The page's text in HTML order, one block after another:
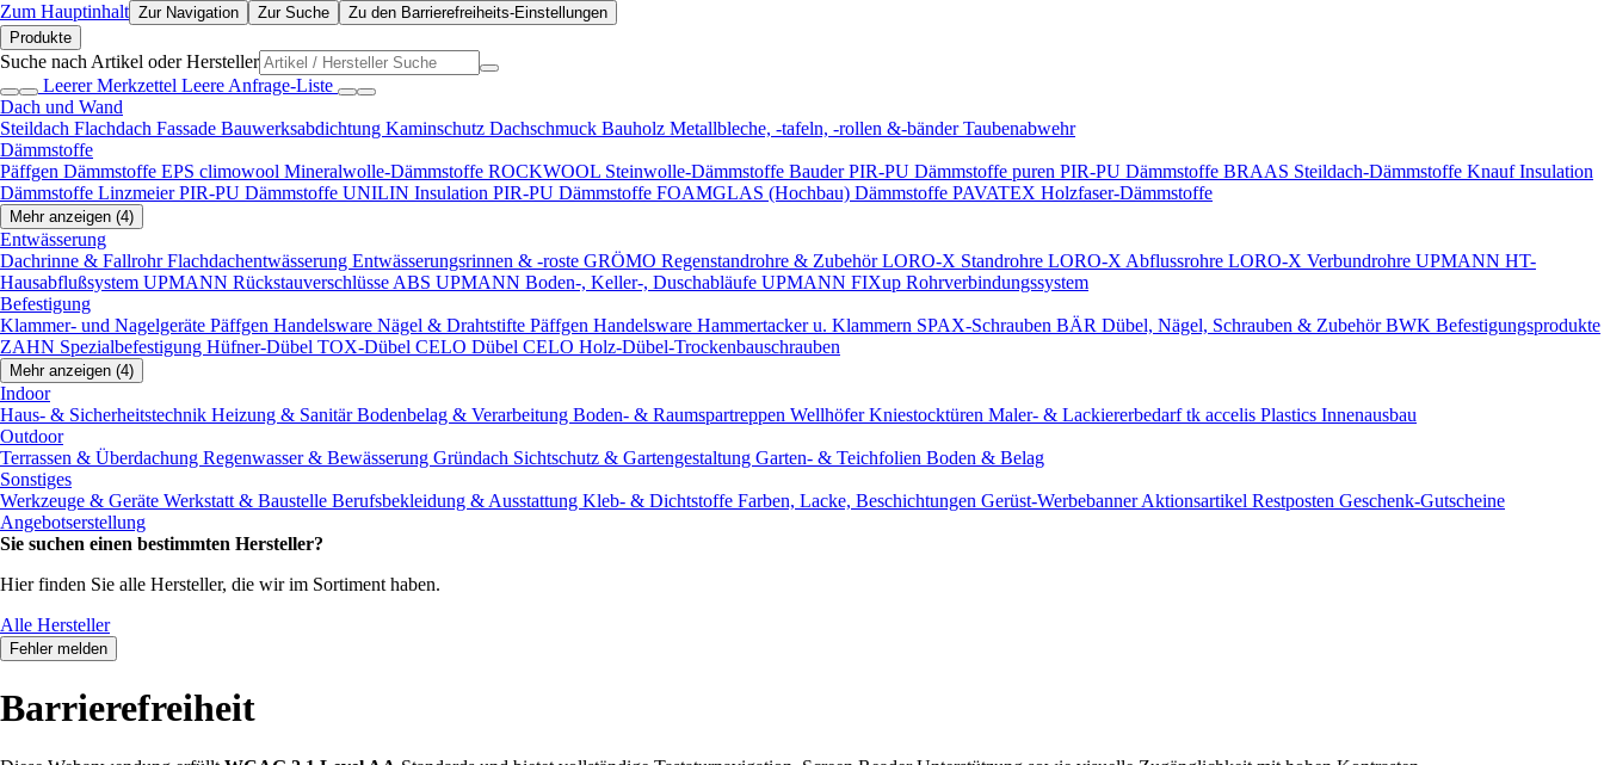
Zum Hauptinhalt Zur Navigation Zur Suche
Zu den Barrierefreiheits-Einstellungen
Produkte
Suche nach Artikel oder Hersteller
Leerer Merkzettel Leere Anfrage-Liste
Dach und Wand
Steildach Flachdach Fassade Bauwerksabdichtung Kaminschutz Dachschmuck Bauholz Metallbleche, -tafeln, -rollen &-bänderTaubenabwehr
Dämmstoffe
Päffgen Dämmstoffe EPS climowool Mineralwolle-Dämmstoffe ROCKWOOL Steinwolle-Dämmstoffe Bauder PIR-PU Dämmstoffe puren PIR-PU Dämmstoffe BRAAS Steildach-Dämmstoffe Knauf Insulation
Dämmstoffe Linzmeier PIR-PU Dämmstoffe UNILIN Insulation PIR-PU Dämmstoffe FOAMGLAS (Hochbau) Dämmstoffe PAVATEX Holzfaser-Dämmstoffe
Mehr anzeigen (4)
Entwässerung
Dachrinne & FallrohrFlachdachentwässerung Entwässerungsrinnen & -roste GRÖMO Regenstandrohre & ZubehörLORO-X Standrohre LORO-X Abflussrohre LORO-X Verbundrohre UPMANN HT-
Hausabflußsystem UPMANN Rückstauverschlüsse ABS UPMANN Boden-, Keller-, Duschabläufe UPMANN FIXup Rohrverbindungssystem
Befestigung
Klammer- und Nagelgeräte Päffgen Handelsware Nägel & Drahtstifte Päffgen Handelsware Hammertacker u. Klammern SPAX-Schrauben BÄR Dübel, Nägel, Schrauben & ZubehörBWK Befestigungsprodukte
ZAHN Spezialbefestigung Hüfner-Dübel TOX-Dübel CELO Dübel CELO Holz-Dübel-Trockenbauschrauben
Mehr anzeigen (4)
Indoor
Haus- & Sicherheitstechnik Heizung & SanitärBodenbelag & Verarbeitung Boden- & Raumspartreppen Wellhöfer Kniestocktüren Maler- & Lackiererbedarftk accelis Plastics Innenausbau
Outdoor
Terrassen & Überdachung Regenwasser & Bewässerung Gründach Sichtschutz & Gartengestaltung Garten- & Teichfolien Boden & Belag
Sonstiges
Werkzeuge & Geräte Werkstatt & Baustelle Berufsbekleidung & Ausstattung Kleb- & Dichtstoffe Farben, Lacke, Beschichtungen Gerüst-WerbebannerAktionsartikel Restposten Geschenk-Gutscheine
Angebotserstellung
Sie suchen einen bestimmten Hersteller?
Hier finden Sie alle Hersteller, die wir im Sortiment haben.
Alle Hersteller
Fehler melden
Barrierefreiheit